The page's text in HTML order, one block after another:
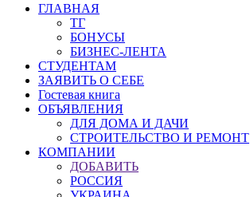
ГЛАВНАЯ
ТГ
БОНУСЫ
БИЗНЕС-ЛЕНТА
СТУДЕНТАМ
ЗАЯВИТЬ О СЕБЕ
Гостевая книга
ОБЪЯВЛЕНИЯ
ДЛЯ ДОМА И ДАЧИ
СТРОИТЕЛЬСТВО И РЕМОНТ
КОМПАНИИ
ДОБАВИТЬ
РОССИЯ